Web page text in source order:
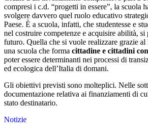
compresi i c.d. “progetti in essere”, la scuola
svolgere davvero quel ruolo educativo
Paese. È a scuola, infatti, che studentesse e
nel costruire competenze e acquisire abilità, si
futuro. Quella che si vuole realizzare grazie
una scuola che forma cittadine e cittadini
poter essere determinanti nei processi di
ed ecologica dell’Italia di domani.
Gli obiettivi previsti sono molteplici. Nelle
documentazione relativa ai finanziamenti di
stato destinatario.
Notizie